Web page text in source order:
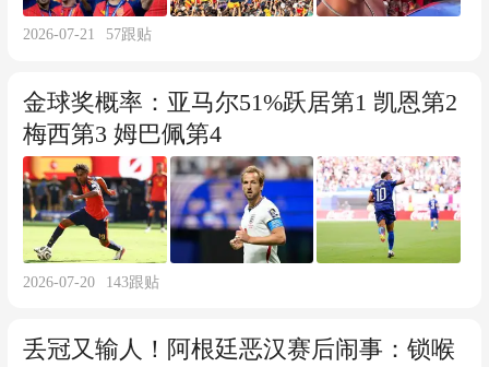
2026-07-21 57跟贴
金球奖概率：亚马尔51%跃居第1 凯恩第2
梅西第3 姆巴佩第4
2026-07-20 143跟贴
丢冠又输人！阿根廷恶汉赛后闹事：锁喉